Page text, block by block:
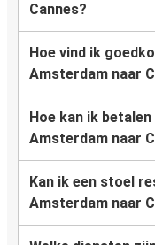
Cannes?
Hoe vind ik
Amsterdam naar
Hoe kan ik
Amsterdam naar
Kan ik een stoel
Amsterdam naar